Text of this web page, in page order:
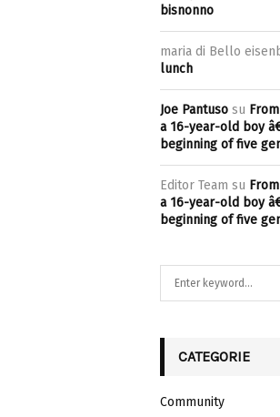
bisnonno
maria di Bello
lunch
Joe Pantuso su
a 16-year-old boy
beginning of five
Editor Team su
a 16-year-old boy
beginning of five
o
CATEGORIE
Community